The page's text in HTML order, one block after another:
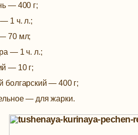
— 400 г;
1 ч. л.;
70 мл;
— 1 ч. л.;
— 10 г;
болгарский — 400 г;
— для жарки.